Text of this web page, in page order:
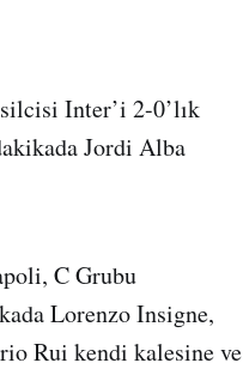
Inter’i 2-0’lık
Jordi Alba
C Grubu
Lorenzo Insigne,
Rui kendi kalesine ve